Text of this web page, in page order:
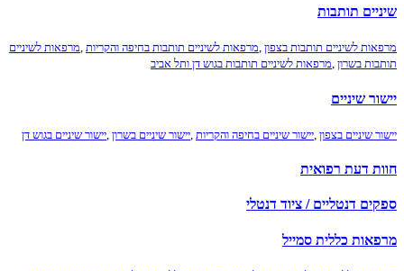
תותבות
לשיניים תותבות בצפון ,מרפאות לשיניים תותבות בחיפה והקריות,מרפאות לשיניים
בשרון ,מרפאות לשיניים תותבות בגוש דן ותל אביב
שיניים
שיניים בצפון ,יישור שיניים בחיפה והקריות,יישור שיניים בשרון ,יישור שיניים בגוש דן
דעת רפואית
דנטליים / ציוד דנטלי
כללית סמייל